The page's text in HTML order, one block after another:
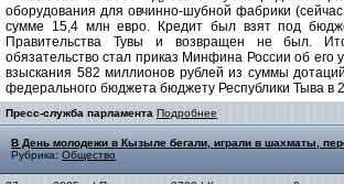
оборудования для овчинно-шубной фабрики
сумме 15,4 млн евро. Кредит был взят под
Правительства Тувы и возвращен не был.
обязательство стал приказ Минфина России об его
взыскания 582 миллионов рублей из суммы
федерального бюджета бюджету Республики Тыва в
Пресс-служба парламента Подробнее
В День молодежи в Кызыле бегали, играли в шахматы,
Рубрика: Общество